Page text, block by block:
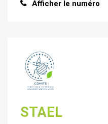
Afficher le numéro
STAEL